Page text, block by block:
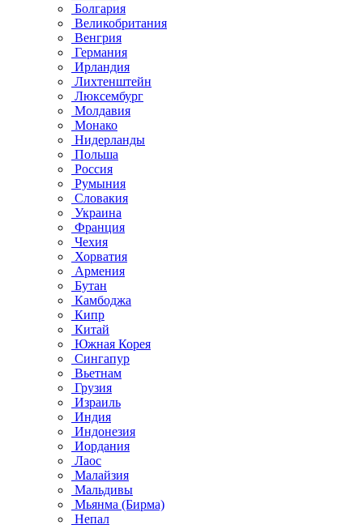
Болгария
Великобритания
Венгрия
Германия
Ирландия
Лихтенштейн
Люксембург
Молдавия
Монако
Нидерланды
Польша
Россия
Румыния
Словакия
Украина
Франция
Чехия
Хорватия
Армения
Бутан
Камбоджа
Кипр
Китай
Южная Корея
Сингапур
Вьетнам
Грузия
Израиль
Индия
Индонезия
Иордания
Лаос
Малайзия
Мальдивы
Мьянма (Бирма)
Непал